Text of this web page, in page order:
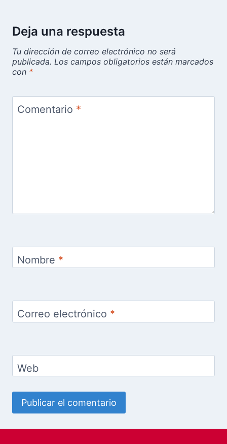
Deja una respuesta
Tu dirección de correo electrónico no será
publicada. Los campos obligatorios están marcados
con *
Comentario *
Nombre *
Correo electrónico *
Web